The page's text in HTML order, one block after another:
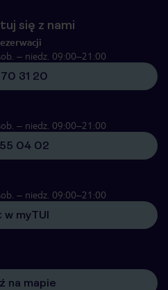
się z nami
– niedz. 09:00–21:00
31 20
– niedz. 09:00–21:00
04 02
– niedz. 09:00–21:00
w myTUI
na mapie